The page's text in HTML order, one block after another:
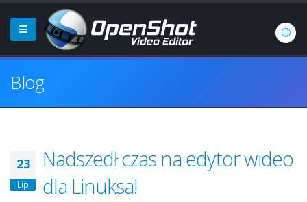
Blog
23
Lip
Nadszedł czas na edytor wideo
dla Linuksa!